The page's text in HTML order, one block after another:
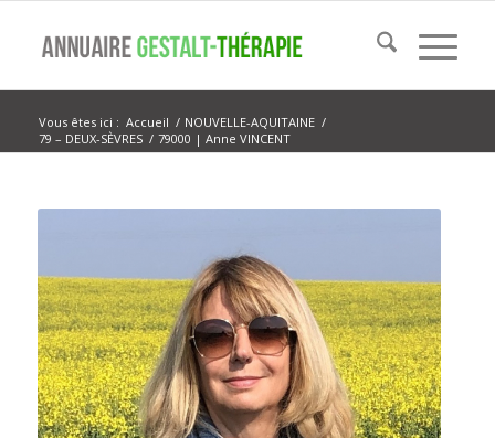
Vous êtes ici : Accueil / NOUVELLE-AQUITAINE /
79 – DEUX-SÈVRES / 79000 | Anne VINCENT